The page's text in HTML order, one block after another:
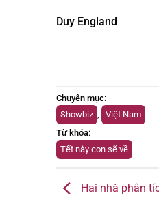
Duy England
Chuyên mục:
Showbiz
Việt Nam
Từ khóa:
Tết này con sẽ về
Hai nhà phân